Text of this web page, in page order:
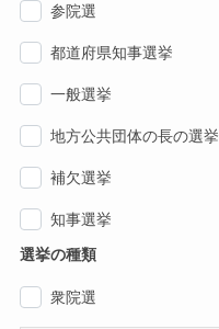
参院選
都道府県知事選挙
一般選挙
地方公共団体の長の選挙
補欠選挙
知事選挙
選挙の種類
衆院選